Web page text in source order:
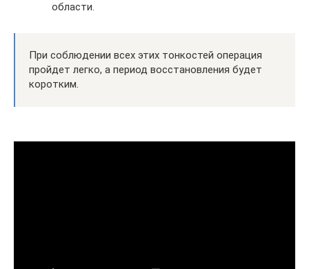
области.
При соблюдении всех этих тонкостей операция
пройдет легко, а период восстановления будет
коротким.